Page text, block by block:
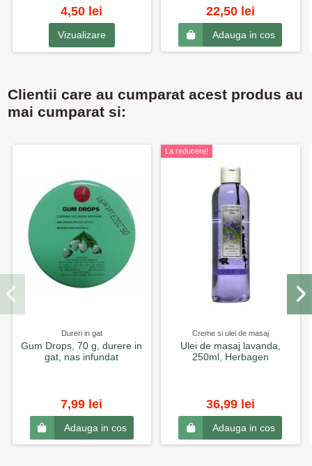
4,50 lei
Vizualizare
22,50 lei
Adauga in cos
Clientii care au cumparat acest produs au
mai cumparat si:
Dureri in gat
Gum Drops, 70 g, durere in
gat, nas infundat
7,99 lei
Adauga in cos
La reducere!
Creme si ulei de masaj
Ulei de masaj lavanda,
250ml, Herbagen
36,99 lei
Adauga in cos